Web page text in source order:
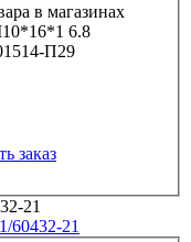
в магазинах
6.8
У-З арт. 201514-П29
заказ
60432-21